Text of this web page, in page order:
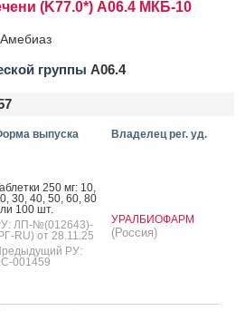
(K77.0*) A06.4 МКБ-10
Амебиаз
группы A06.4
выпуска Владелец рег. уд.
250 мг: 10,
30, 40, 50, 60, 80
100 шт.
ЛП-№(012643)-
RU) от 28.11.25
РУ:
001459
УРАЛБИОФАРМ
(Россия)